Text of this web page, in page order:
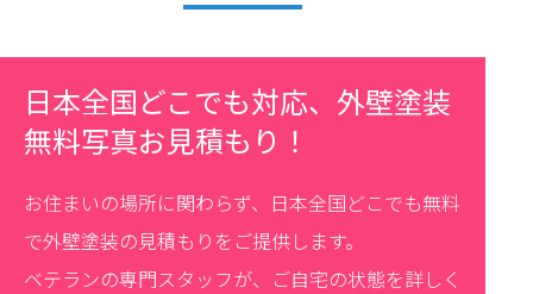
日本全国どこでも対応、外壁塗装
無料写真お見積もり！
お住まいの場所に関わらず、日本全国どこでも無料
で外壁塗装の見積もりをご提供します。
ベテランの専門スタッフが、ご自宅の状態を詳しく